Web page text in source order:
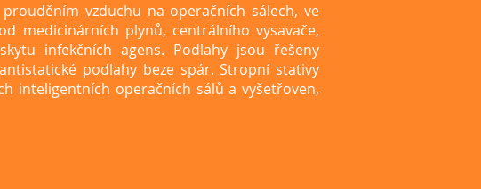
vzduchu na operačních sálech, ve
medicinárních plynů, centrálního vysavače,
infekčních agens. Podlahy jsou řešeny
podlahy beze spár. Stropní stativy
inteligentních operačních sálů a vyšetřoven,